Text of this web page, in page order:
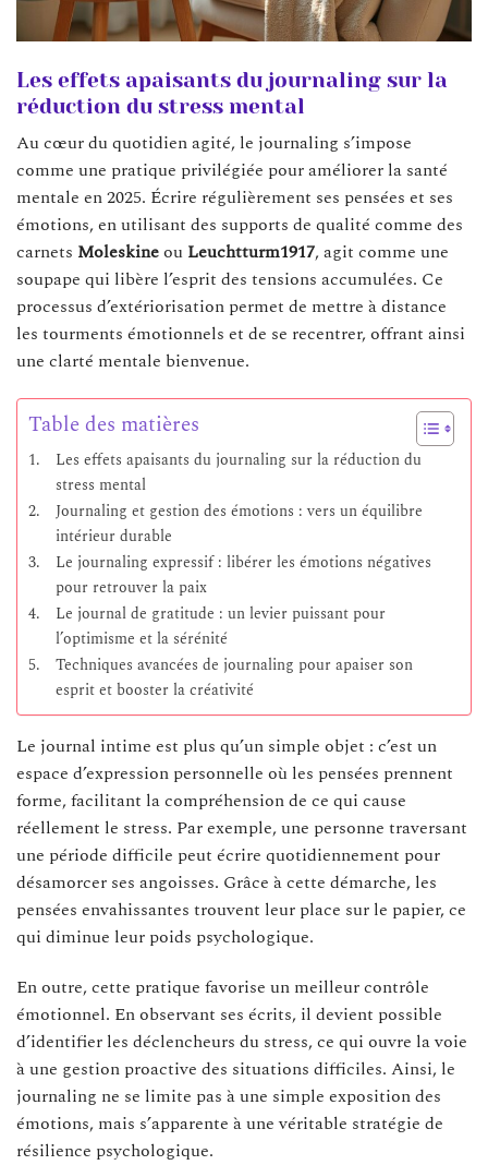
Les effets apaisants du journaling sur la
réduction du stress mental
Au cœur du quotidien agité, le journaling s’impose
comme une pratique privilégiée pour améliorer la santé
mentale en 2025. Écrire régulièrement ses pensées et ses
émotions, en utilisant des supports de qualité comme des
carnets Moleskineou Leuchtturm1917, agit comme une
soupape qui libère l’esprit des tensions accumulées. Ce
processus d’extériorisation permet de mettre à distance
les tourments émotionnels et de se recentrer, offrant ainsi
une clarté mentale bienvenue.
Table des matières
Les effets apaisants du journaling sur la réduction du
stress mental
Journaling et gestion des émotions : vers un équilibre
intérieur durable
Le journaling expressif : libérer les émotions négatives
pour retrouver la paix
Le journal de gratitude : un levier puissant pour
l’optimisme et la sérénité
Techniques avancées de journaling pour apaiser son
esprit et booster la créativité
Le journal intime est plus qu’un simple objet : c’est un
espace d’expression personnelle où les pensées prennent
forme, facilitant la compréhension de ce qui cause
réellement le stress. Par exemple, une personne traversant
une période difficile peut écrire quotidiennement pour
désamorcer ses angoisses. Grâce à cette démarche, les
pensées envahissantes trouvent leur place sur le papier, ce
qui diminue leur poids psychologique.
En outre, cette pratique favorise un meilleur contrôle
émotionnel. En observant ses écrits, il devient possible
d’identifier les déclencheurs du stress, ce qui ouvre la voie
à une gestion proactive des situations difficiles. Ainsi, le
journaling ne se limite pas à une simple exposition des
émotions, mais s’apparente à une véritable stratégie de
résilience psychologique.